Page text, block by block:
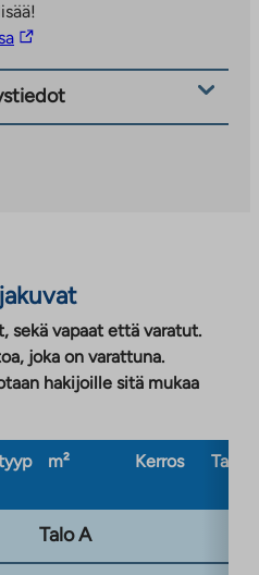
Linkki
ulkopuoliseen
sekä vapaat että varatut.
joka on varattuna.
hakijoille sitä mukaa
m² Kerros
Talo A